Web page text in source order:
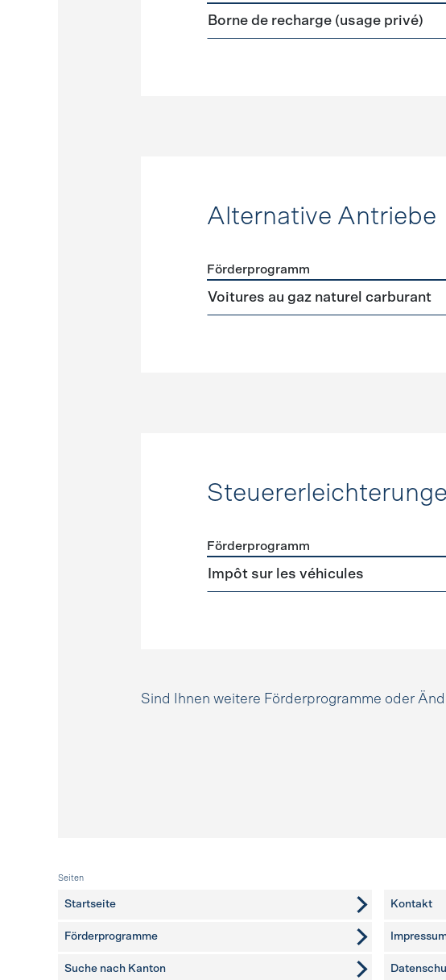
Förderprogramme Ladeinfrastruktur
Borne de recharge (usage privé)
Alternative Antriebe
Förderprogramme Alternative Antriebe
Förderprogramm
Voitures au gaz naturel carburant
Förderprogramme Steuererleichterungen
Förderprogramm
Impôt sur les véhicules
Sind Ihnen weitere Förderprogramme oder
Fusszeile
Seiten
Startseite
Förderprogramme
Suche nach Kanton
Kontakt